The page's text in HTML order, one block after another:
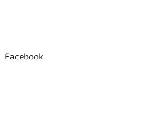
Facebook